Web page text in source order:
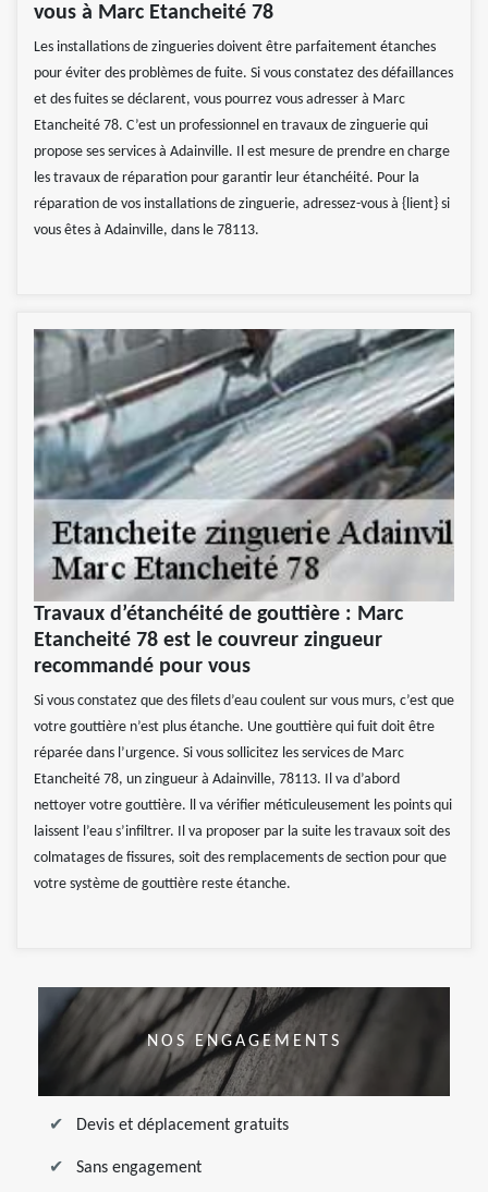
vous à Marc Etancheité 78
Les installations de zingueries doivent être parfaitement étanches
pour éviter des problèmes de fuite. Si vous constatez des défaillances
et des fuites se déclarent, vous pourrez vous adresser à Marc
Etancheité 78. C’est un professionnel en travaux de zinguerie qui
propose ses services à Adainville. Il est mesure de prendre en charge
les travaux de réparation pour garantir leur étanchéité. Pour la
réparation de vos installations de zinguerie, adressez-vous à {lient} si
vous êtes à Adainville, dans le 78113.
Travaux d’étanchéité de gouttière : Marc
Etancheité 78 est le couvreur zingueur
recommandé pour vous
Si vous constatez que des filets d’eau coulent sur vous murs, c’est que
votre gouttière n’est plus étanche. Une gouttière qui fuit doit être
réparée dans l’urgence. Si vous sollicitez les services de Marc
Etancheité 78, un zingueur à Adainville, 78113. Il va d’abord
nettoyer votre gouttière. ll va vérifier méticuleusement les points qui
laissent l’eau s’infiltrer. Il va proposer par la suite les travaux soit des
colmatages de fissures, soit des remplacements de section pour que
votre système de gouttière reste étanche.
NOS ENGAGEMENTS
Devis et déplacement gratuits
Sans engagement